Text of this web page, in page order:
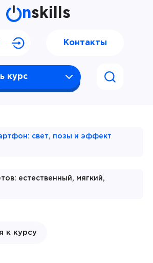
nskills
курс
Контакты
свет, позы и эффект
естественный, мягкий,
к курсу